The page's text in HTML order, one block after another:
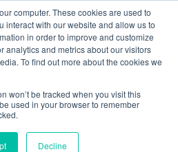
computer. These cookies are used to
interact with our website and allow us to
in order to improve and customize
analytics and metrics about our visitors
To find out more about the cookies we
won’t be tracked when you visit this
used in your browser to remember
Decline
202623:56:44
X TelegramWhatsappMastodon
ASTORRI